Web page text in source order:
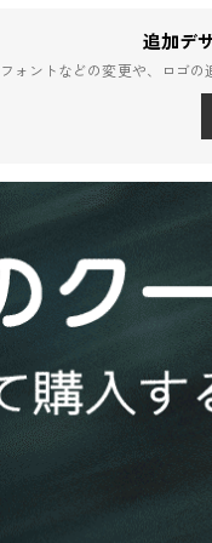
追加デ
ォントなどの変更や、ロゴの